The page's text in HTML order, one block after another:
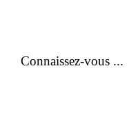
Connaissez-vous ...